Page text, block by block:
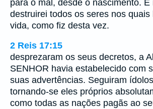
para o mal, desde o nascimento. E
destruirei todos os seres nos quais
vida, como fiz desta vez.
2 Reis 17:15
desprezaram os seus decretos, a
SENHOR havia estabelecido com
suas advertências. Seguiram
tornando-se eles próprios
como todas as nações pagãs ao